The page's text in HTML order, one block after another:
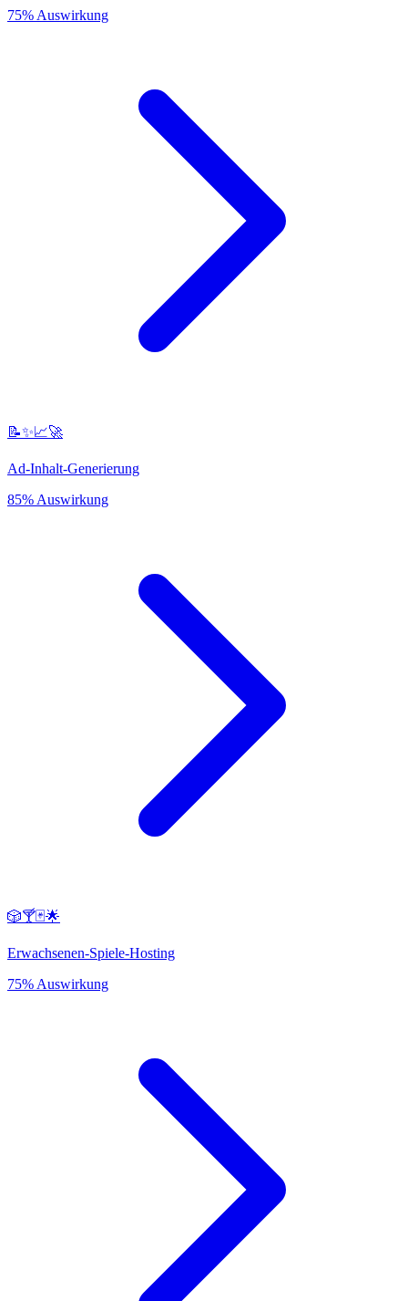
75% Auswirkung
📝✨📈🚀
Ad-Inhalt-Generierung
85% Auswirkung
🎲🍸🃏🌟
Erwachsenen-Spiele-Hosting
75% Auswirkung